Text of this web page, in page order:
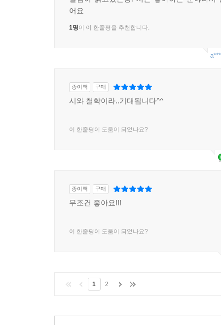
어요
1명이 이 한줄평을 추천합니다.
종이책 구매
시와 철학이라..기대됩니다^^
이 한줄평이 도움이 되었나요?
종이책 구매
무조건 좋아요!!!
이 한줄평이 도움이 되었나요?
1 2